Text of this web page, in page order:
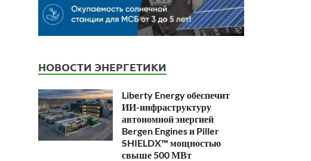
НОВОСТИ ЭНЕРГЕТИКИ
Liberty Energy обеспечит
ИИ-инфраструктуру
автономной энергией
Bergen Engines и Piller
SHIELDX™ мощностью
свыше 500 МВт